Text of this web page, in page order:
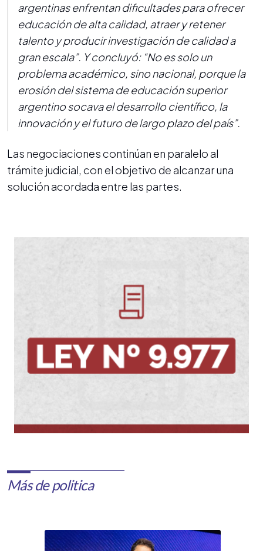
argentinas enfrentan dificultades para ofrecer
educación de alta calidad, atraer y retener
talento y producir investigación de calidad a
gran escala”. Y concluyó: “No es solo un
problema académico, sino nacional, porque la
erosión del sistema de educación superior
argentino socava el desarrollo científico, la
innovación y el futuro de largo plazo del país”.
Las negociaciones continúan en paralelo al
trámite judicial, con el objetivo de alcanzar una
solución acordada entre las partes.
Más de politica